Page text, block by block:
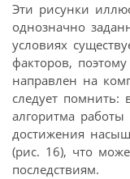
Эти рисунки
однозначно
условиях
факторов,
направлен на
следует помнить:
алгоритма работы
достижения
(рис. 16), что
последствиям.